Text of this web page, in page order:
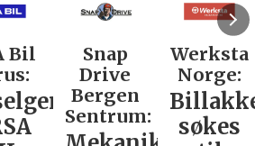
Werksta
Norge:
Billakkerer
søkes
Rodin &
Co AS: